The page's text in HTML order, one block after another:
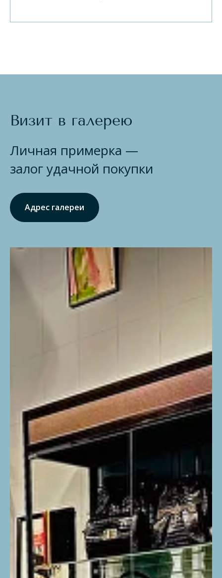
Визит в галерею
Личная примерка —
залог удачной покупки
Адрес галереи